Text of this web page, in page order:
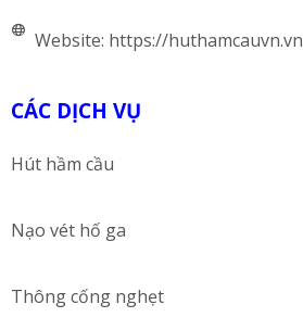
Website: https://huthamcauvn.vn
CÁC DỊCH VỤ
Hút hầm cầu
Nạo vét hố ga
Thông cống nghẹt